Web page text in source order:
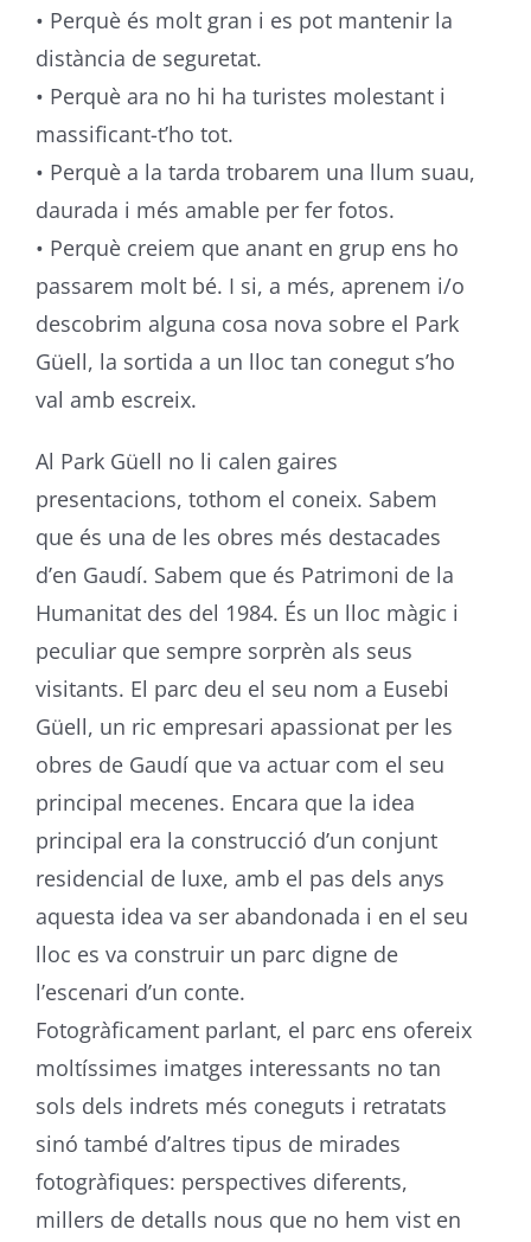
• Perquè és molt gran i es pot mantenir la
distància de seguretat.
• Perquè ara no hi ha turistes molestant i
massificant-t’ho tot.
• Perquè a la tarda trobarem una llum suau,
daurada i més amable per fer fotos.
• Perquè creiem que anant en grup ens ho
passarem molt bé. I si, a més, aprenem i/o
descobrim alguna cosa nova sobre el Park
Güell, la sortida a un lloc tan conegut s’ho
val amb escreix.
Al Park Güell no li calen gaires
presentacions, tothom el coneix. Sabem
que és una de les obres més destacades
d’en Gaudí. Sabem que és Patrimoni de la
Humanitat des del 1984. És un lloc màgic i
peculiar que sempre sorprèn als seus
visitants. El parc deu el seu nom a Eusebi
Güell, un ric empresari apassionat per les
obres de Gaudí que va actuar com el seu
principal mecenes. Encara que la idea
principal era la construcció d’un conjunt
residencial de luxe, amb el pas dels anys
aquesta idea va ser abandonada i en el seu
lloc es va construir un parc digne de
l’escenari d’un conte.
Fotogràficament parlant, el parc ens ofereix
moltíssimes imatges interessants no tan
sols dels indrets més coneguts i retratats
sinó també d’altres tipus de mirades
fotogràfiques: perspectives diferents,
millers de detalls nous que no hem vist en